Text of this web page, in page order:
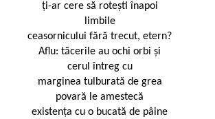
ţi-ar cere să roteşti înapoi
limbile
ceasornicului fără trecut, etern?
Aflu: tăcerile au ochi orbi şi
cerul întreg cu
marginea tulburată de grea
povară le amestecă
existenţa cu o bucată de pâine